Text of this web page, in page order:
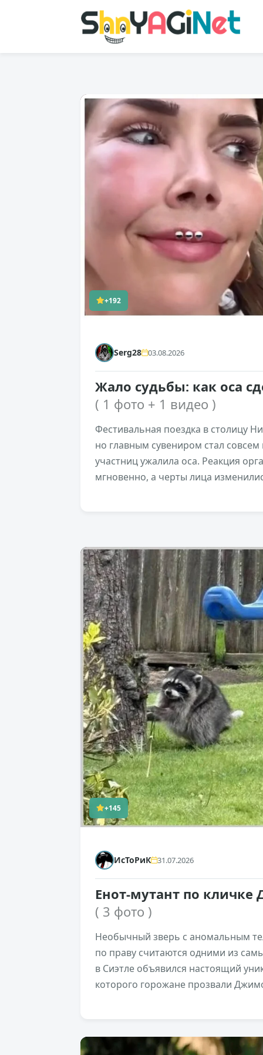
+192
Serg28 03.08.2026
Жало судьбы: как оса
( 1 фото + 1 видео )
Фестивальная поездка в столицу
но главным сувениром стал
участниц ужалила оса. Реакция
мгновенно, а черты лица
+145
ИсТоРиК 31.07.2026
Енот-мутант по
( 3 фото )
Необычный зверь с аномальным
по праву считаются одними из
в Сиэтле объявился настоящий
которого горожане прозвали